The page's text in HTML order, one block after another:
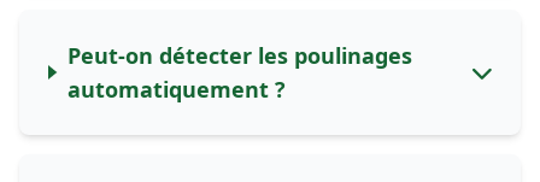
Peut-on détecter les poulinages
automatiquement ?